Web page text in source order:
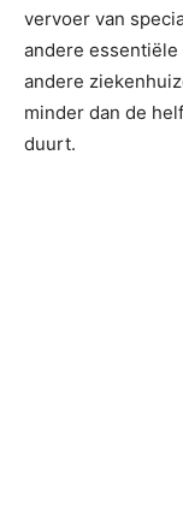
vervoer van
andere
andere
minder dan de
duurt.